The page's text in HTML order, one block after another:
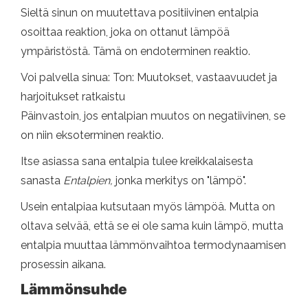
Sieltä sinun on muutettava positiivinen entalpia
osoittaa reaktion, joka on ottanut lämpöä
ympäristöstä. Tämä on endoterminen reaktio.
Voi palvella sinua: Ton: Muutokset, vastaavuudet ja
harjoitukset ratkaistu
Päinvastoin, jos entalpian muutos on negatiivinen, se
on niin eksoterminen reaktio.
Itse asiassa sana entalpia tulee kreikkalaisesta
sanasta Entalpien, jonka merkitys on "lämpö".
Usein entalpiaa kutsutaan myös lämpöä. Mutta on
oltava selvää, että se ei ole sama kuin lämpö, ​​mutta
entalpia muuttaa lämmönvaihtoa termodynaamisen
prosessin aikana.
Lämmönsuhde